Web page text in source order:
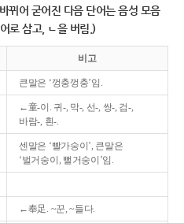
뀌어 굳어진 다음 단어는 음성 모음
로 삼고, ㄴ을 버림.)
비고
큰말은 ‘껑충껑충’임.
←童-이. 귀-, 막-, 선-, 쌍-, 검-,
바람-, 흰-.
센말은 ‘빨가숭이’, 큰말은
‘벌거숭이, 뻘거숭이’임.
←奉足. ~꾼, ~들다.